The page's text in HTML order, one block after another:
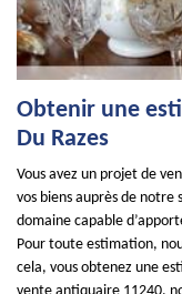
Obtenir une
Du Razes
Vous avez un projet de
vos biens auprès de notre
domaine capable
Pour toute estimation,
cela, vous obtenez une